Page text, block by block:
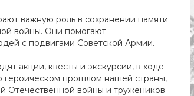
важную роль в сохранении памяти
войны. Они помогают
с подвигами Советской Армии.
акции, квесты и экскурсии, в ходе
героическом прошлом нашей страны,
Отечественной войны и тружеников